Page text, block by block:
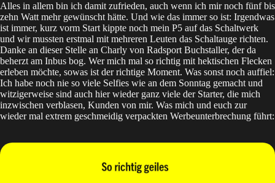
Alles in allem bin ich damit zufrieden, auch wenn ich mir noch fünf bis
zehn Watt mehr gewünscht hätte. Und wie das immer so ist: Irgendwas
ist immer, kurz vorm Start kippte noch mein P5 auf das Schaltwerk
und wir mussten erstmal mit mehreren Leuten das Schaltauge richten.
Danke an dieser Stelle an Charly von Radsport Buchstaller, der da
beherzt am Inbus bog. Wer mich mal so richtig mit hektischen Flecken
erleben möchte, sowas ist der richtige Moment. Was sonst noch auffiel:
Ich habe noch nie so viele Selfies wie an dem Sonntag gemacht und
witzigerweise sind auch hier wieder ganz viele der Starter, die mich
inzwischen verblasen, Kunden von mir. Was mich und euch zur
wieder mal extrem geschmeidig verpackten Werbeunterbrechung führt: